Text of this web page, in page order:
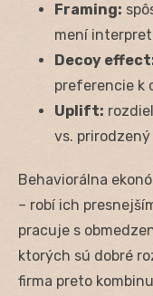
Framing:
mení
Decoy
preferencie k
Uplift:
vs.
Behaviorálna
– robí ich
pracuje s
ktorých sú dobré
firma preto